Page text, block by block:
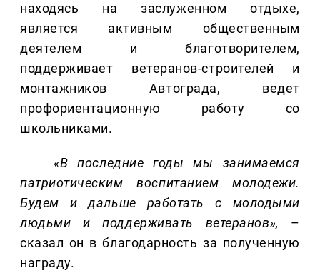
находясь на заслуженном отдыхе,
является активным общественным
деятелем и благотворителем,
поддерживает ветеранов-строителей и
монтажников Автограда, ведет
профориентационную работу со
школьниками.
«В последние годы мы занимаемся
патриотическим воспитанием молодежи.
Будем и дальше работать с молодыми
людьми и поддерживать ветеранов»,
–
сказал он в благодарность за полученную
награду.